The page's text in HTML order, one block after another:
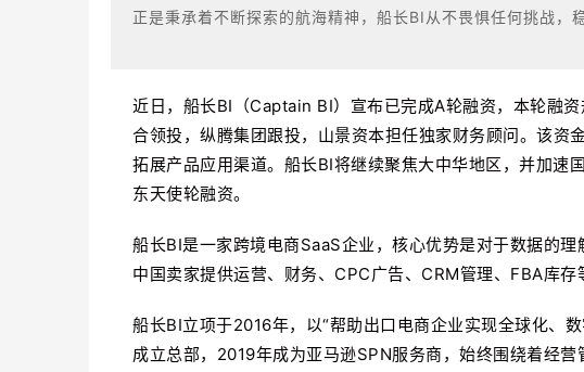
正是秉承着不断探索的航海精神，船长BI从不畏惧任何挑战，
近日，船长BI（Captain BI）宣布已完成A轮融资，本轮融
合领投，纵腾集团跟投，山景资本担任独家财务顾问。该资
拓展产品应用渠道。船长BI将继续聚焦大中华地区，并加速
东天使轮融资。
船长BI是一家跨境电商SaaS企业，核心优势是对于数据的
中国卖家提供运营、财务、CPC广告、CRM管理、FBA库存
船长BI立项于2016年，以“帮助出口电商企业实现全球化、
成立总部，2019年成为亚马逊SPN服务商，始终围绕着经